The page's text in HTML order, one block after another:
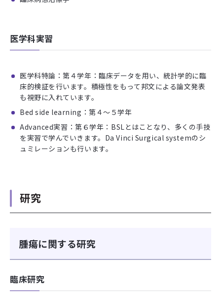
医学科実習
医学科特論：第４学年：臨床データを用い、統計学的に臨
床的検証を行います。積極性をもって邦文による論文発表
も視野に入れています。
Bed side learning：第４～５学年
Advanced実習：第６学年：BSLとはことなり、多くの手技
を実習で学んでいきます。Da Vinci Surgical systemのシ
ュミレーションも行います。
研究
腫瘍に関する研究
臨床研究